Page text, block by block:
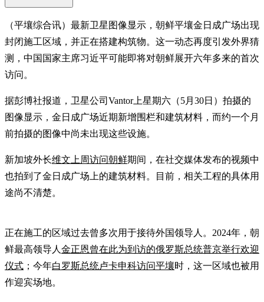
（平壤综合讯）最新卫星图像显示，朝鲜平壤金日成广场出现
封闭施工区域，并正在搭建构筑物。这一动态再度引发外界猜
测，中国国家主席习近平可能即将对朝鲜展开六年多来的首次
访问。
据彭博社报道，卫星公司Vantor上星期六（5月30日）拍摄的
图像显示，金日成广场近期新增围栏和建筑材料，而约一个月
前拍摄的图像中尚未出现这些设施。
新加坡外长维文上周访问朝鲜期间，在社交媒体发布的视频中
也拍到了金日成广场上的建筑材料。目前，相关工程的具体用
途尚不清楚。
正在施工的区域过去曾多次用于接待外国领导人。2024年，朝
鲜最高领导人 金正恩曾在此为到访的俄罗斯总统普京举行欢迎
仪式 ；今年白罗斯总统卢卡申科访问平壤时，这一区域也被用
作迎宾场地。